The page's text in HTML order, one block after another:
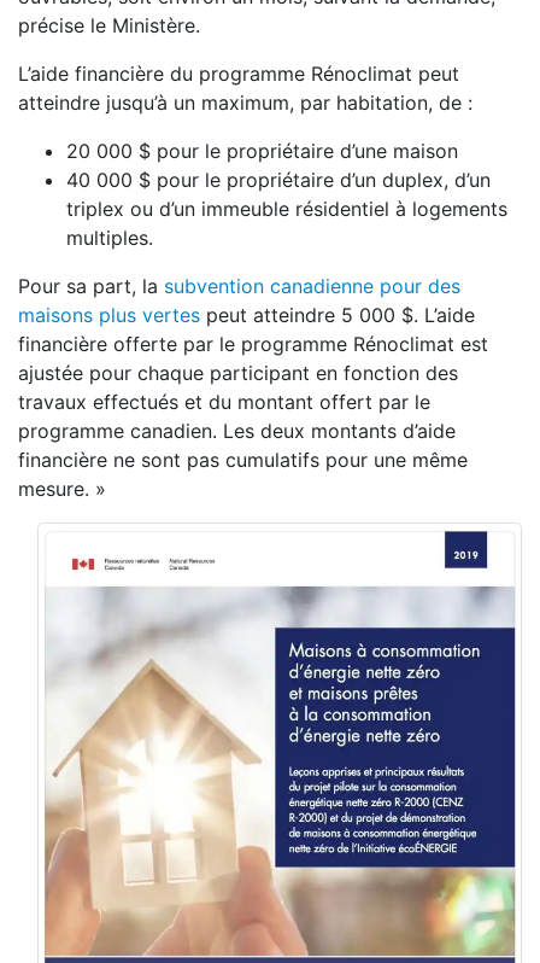
précise le Ministère.
L’aide financière du programme Rénoclimat peut
atteindre jusqu’à un maximum, par habitation, de :
20 000 $ pour le propriétaire d’une maison
40 000 $ pour le propriétaire d’un duplex, d’un
triplex ou d’un immeuble résidentiel à logements
multiples.
Pour sa part, la subvention canadienne pour des
maisons plus vertes peut atteindre 5 000 $. L’aide
financière offerte par le programme Rénoclimat est
ajustée pour chaque participant en fonction des
travaux effectués et du montant offert par le
programme canadien. Les deux montants d’aide
financière ne sont pas cumulatifs pour une même
mesure. »